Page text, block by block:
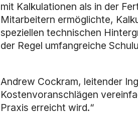
mit Kalkulationen als in der
Mitarbeitern ermöglichte,
speziellen technischen
der Regel umfangreiche
Andrew Cockram, leitender
Kostenvoranschlägen
Praxis erreicht wird.“